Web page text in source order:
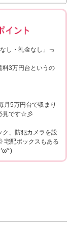
し・礼金なし」っ
料3万円台というの
月5万円台で収まり
見です☆彡
ク、防犯カメラを設
宅配ボックスもある